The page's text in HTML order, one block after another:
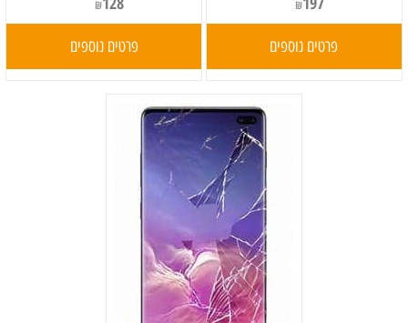
₪
פרטים נוספים
₪
פרטים נוספים